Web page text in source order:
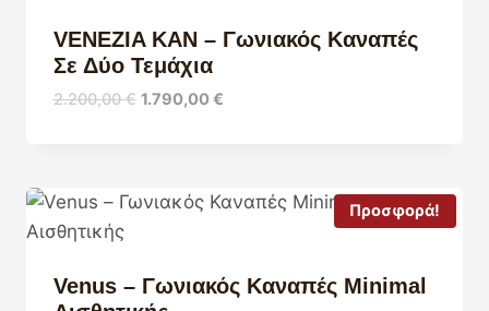
VENEZIA KAN – Γωνιακός Καναπές
Σε Δύο Τεμάχια
2.200,00€ Original
1.790,00€Η
1.790,00 €.
Προσφορά!
Venus – Γωνιακός Καναπές Minimal